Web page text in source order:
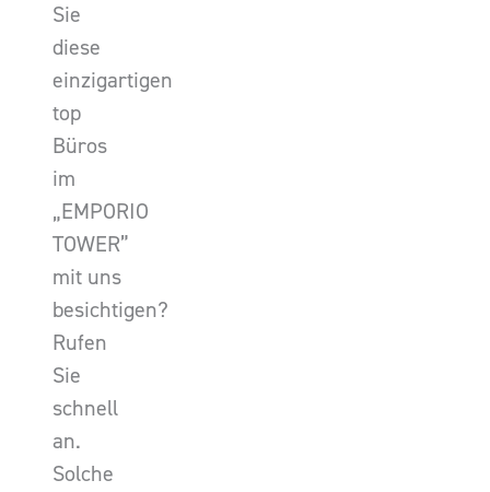
Sie
diese
einzigartigen
top
Büros
im
„EMPORIO
TOWER”
mit uns
besichtigen?
Rufen
Sie
schnell
an.
Solche